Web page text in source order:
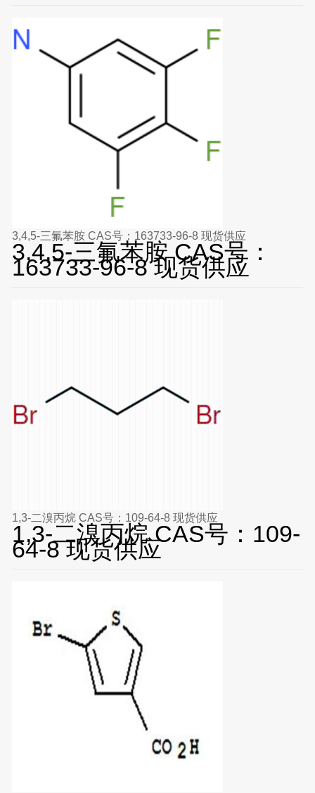
3,4,5-三氟苯胺 CAS号：163733-96-8 现货供应
3,4,5-三氟苯胺 CAS号：
163733-96-8 现货供应
1,3-二溴丙烷 CAS号：109-64-8 现货供应
1,3-二溴丙烷 CAS号：109-
64-8 现货供应